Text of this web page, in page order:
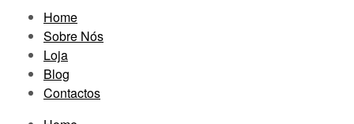
Home
Sobre Nós
Loja
Blog
Contactos